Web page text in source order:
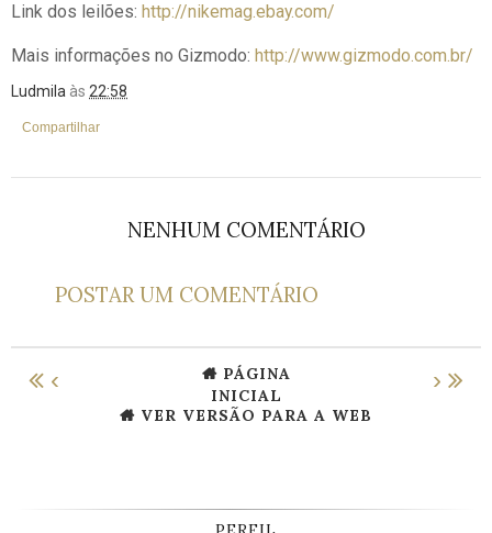
Link dos leilões: http://nikemag.ebay.com/
Mais informações no Gizmodo: http://www.gizmodo.com.br/
Ludmila às 22:58
Compartilhar
NENHUM COMENTÁRIO
POSTAR UM COMENTÁRIO
‹ ›
PÁGINA
INICIAL
VER VERSÃO PARA A WEB